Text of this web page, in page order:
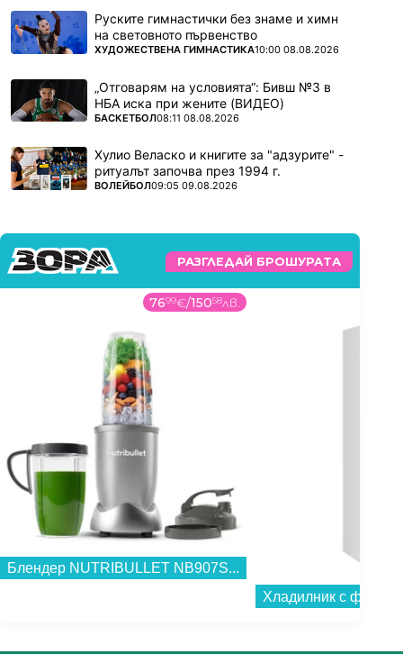
Руските гимнастички без знаме и химн
на световното първенство
ПОВЕЧЕ ОТ
ХУДОЖЕСТВЕНА ГИМНАСТИКА10:00 08.08.2026
„Отговарям на условията“: Бивш №3 в
НБА иска при жените (ВИДЕО)
ПОВЕЧЕ ОТ
БАСКЕТБОЛ08:11 08.08.2026
Хулио Веласко и книгите за "адзурите" -
ритуалът започва през 1994 г.
ПОВЕЧЕ ОТ
ВОЛЕЙБОЛ09:05 09.08.2026
РАЗГЛЕДАЙ БРОШУРАТА
7699€/15058лв.
Блендер NUTRIBULLET NB907S...